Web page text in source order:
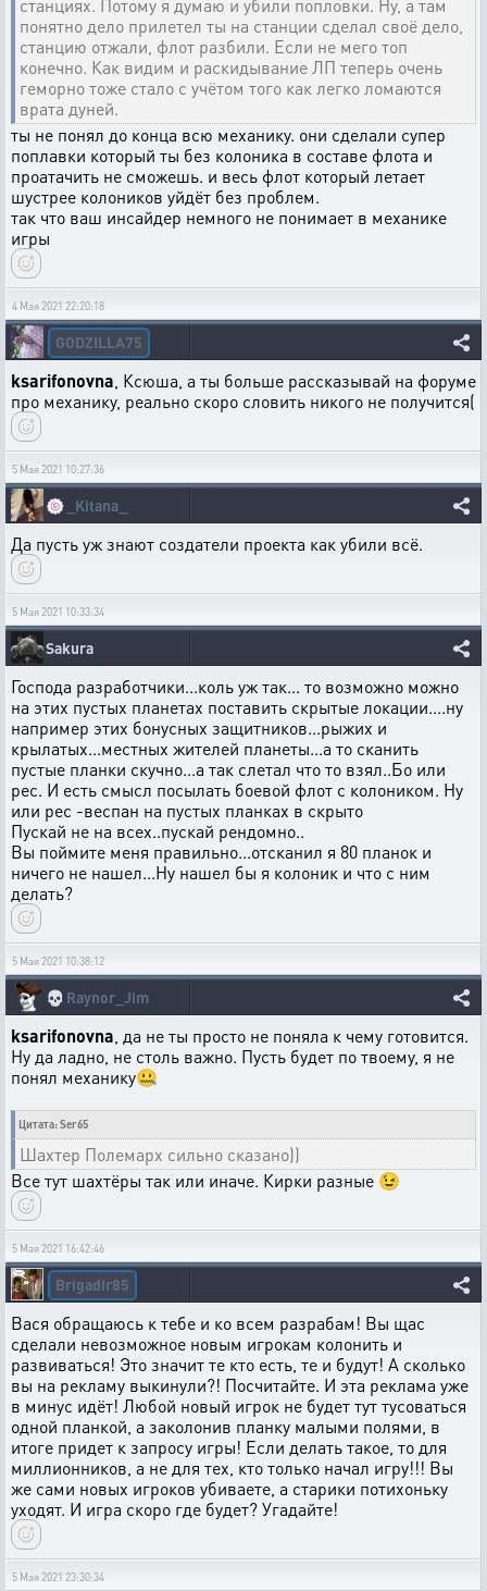
станциях. Потому я думаю и убили попловки. Ну, а там
понятно дело прилетел ты на станции сделал своё дело,
станцию отжали, флот разбили. Если не мего топ
конечно. Как видим и раскидывание ЛП теперь очень
геморно тоже стало с учётом того как легко ломаются
врата дуней.
ты не понял до конца всю механику. они сделали супер
поплавки который ты без колоника в составе флота и
проатачить не сможешь. и весь флот который летает
шустрее колоников уйдёт без проблем.
так что ваш инсайдер немного не понимает в механике
игры
4 Мая 2021 22:20:18
GODZILLA75
ksarifonovna , Ксюша, а ты больше рассказывай на форуме
про механику, реально скоро словить никого не получится(
5 Мая 2021 10:27:36
🍥 _Kitana_
Да пусть уж знают создатели проекта как убили всё.
5 Мая 2021 10:33:34
Sakura
Господа разработчики...коль уж так... то возможно можно
на этих пустых планетах поставить скрытые локации....ну
например этих бонусных защитников...рыжих и
крылатых...местных жителей планеты...а то сканить
пустые планки скучно...а так слетал что то взял..Бо или
рес. И есть смысл посылать боевой флот с колоником. Ну
или рес -веспан на пустых планках в скрыто
Пускай не на всех..пускай рендомно..
Вы поймите меня правильно...отсканил я 80 планок и
ничего не нашел...Ну нашел бы я колоник и что с ним
делать?
5 Мая 2021 10:38:12
💀 Raynor_Jim
ksarifonovna , да не ты просто не поняла к чему готовится.
Ну да ладно, не столь важно. Пусть будет по твоему, я не
понял механику🤐
Цитата: Ser65
Шахтер Полемарх сильно сказано))
Все тут шахтёры так или иначе. Кирки разные 😉
5 Мая 2021 16:42:46
Brigadir85
Вася обращаюсь к тебе и ко всем разрабам! Вы щас
сделали невозможное новым игрокам колонить и
развиваться! Это значит те кто есть, те и будут! А сколько
вы на рекламу выкинули?! Посчитайте. И эта реклама уже
в минус идёт! Любой новый игрок не будет тут тусоваться
одной планкой, а заколонив планку малыми полями, в
итоге придет к запросу игры! Если делать такое, то для
миллионников, а не для тех, кто только начал игру!!! Вы
же сами новых игроков убиваете, а старики потихоньку
уходят. И игра скоро где будет? Угадайте!
5 Мая 2021 23:30:34